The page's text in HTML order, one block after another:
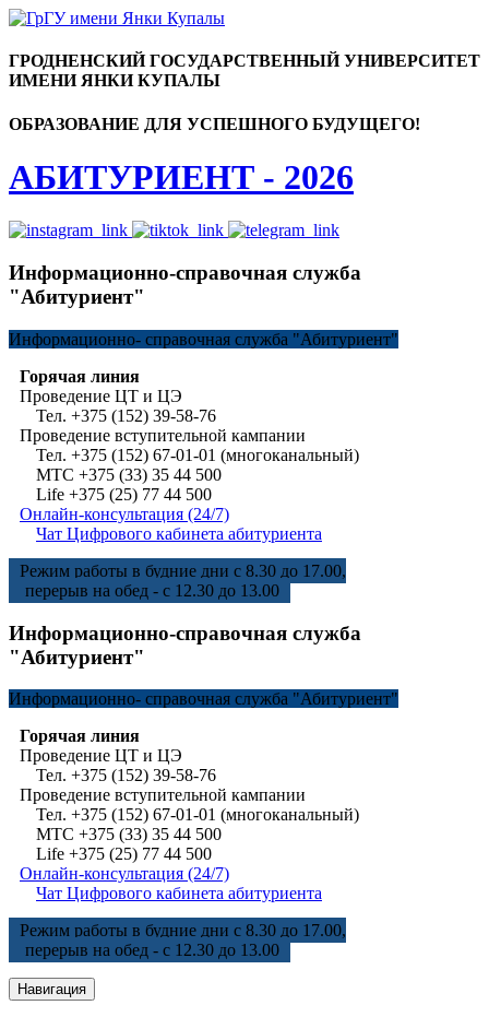
ГРОДНЕНСКИЙ ГОСУДАРСТВЕННЫЙ УНИВЕРСИТЕТ
ИМЕНИ ЯНКИ КУПАЛЫ
ОБРАЗОВАНИЕ ДЛЯ УСПЕШНОГО БУДУЩЕГО!
АБИТУРИЕНТ - 2026
Информационно-справочная служба
"Абитуриент"
Информационно- справочная служба "Абитуриент"
Горячая линия
Проведение ЦТ и ЦЭ
Тел. +375 (152) 39-58-76
Проведение вступительной кампании
Тел. +375 (152) 67-01-01 (многоканальный)
МТС +375 (33) 35 44 500
Life +375 (25) 77 44 500
Онлайн-консультация (24/7)
Чат Цифрового кабинета абитуриента
Режим работы в будние дни с 8.30 до 17.00,
перерыв на обед - с 12.30 до 13.00
Информационно-справочная служба
"Абитуриент"
Информационно- справочная служба "Абитуриент"
Горячая линия
Проведение ЦТ и ЦЭ
Тел. +375 (152) 39-58-76
Проведение вступительной кампании
Тел. +375 (152) 67-01-01 (многоканальный)
МТС +375 (33) 35 44 500
Life +375 (25) 77 44 500
Онлайн-консультация (24/7)
Чат Цифрового кабинета абитуриента
Режим работы в будние дни с 8.30 до 17.00,
перерыв на обед - с 12.30 до 13.00
Навигация